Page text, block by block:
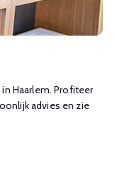
Haarlem. Profiteer
advies en zie